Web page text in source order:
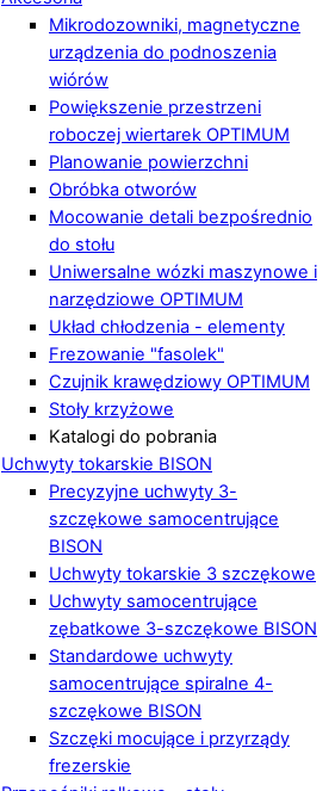
Mikrodozowniki, magnetyczne
urządzenia do podnoszenia
wiórów
Powiększenie przestrzeni
roboczej wiertarek OPTIMUM
Planowanie powierzchni
Obróbka otworów
Mocowanie detali bezpośrednio
do stołu
Uniwersalne wózki maszynowe i
narzędziowe OPTIMUM
Układ chłodzenia - elementy
Frezowanie "fasolek"
Czujnik krawędziowy OPTIMUM
Stoły krzyżowe
Katalogi do pobrania
Uchwyty tokarskie BISON
Precyzyjne uchwyty 3-
szczękowe samocentrujące
BISON
Uchwyty tokarskie 3 szczękowe
Uchwyty samocentrujące
zębatkowe 3-szczękowe BISON
Standardowe uchwyty
samocentrujące spiralne 4-
szczękowe BISON
Szczęki mocujące i przyrządy
frezerskie